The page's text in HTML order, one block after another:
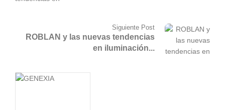
Siguiente Post
ROBLAN y las nuevas tendencias
en iluminación...